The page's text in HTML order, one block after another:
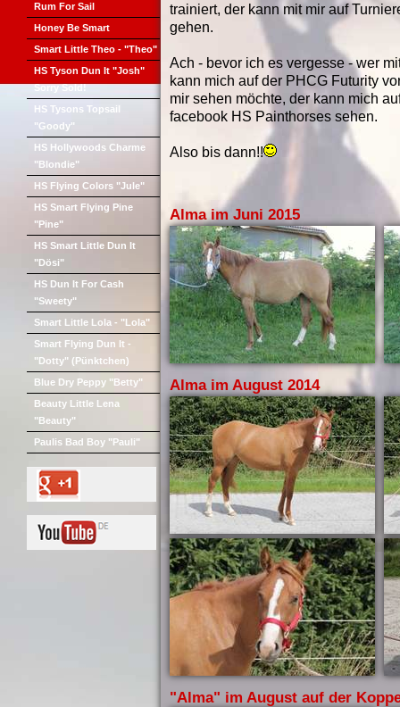
Rum For Sail
Honey Be Smart
Smart Little Theo - "Theo"
HS Tyson Dun It "Josh"
Sorry Sold!
HS Tysons Topsail
"Goody"
HS Hollywoods Charme
"Blondie"
HS Flying Colors "Jule"
HS Smart Flying Pine
"Pine"
HS Smart Little Dun It
"Dösi"
HS Dun It For Cash
"Sweety"
Smart Little Lola - "Lola"
Smart Flying Dun It -
"Dotty" (Pünktchen)
Blue Dry Peppy "Betty"
Beauty Little Lena
"Beauty"
Paulis Bad Boy "Pauli"
trainiert, der kann mit mir auf
gehen.
Ach - bevor ich es vergesse - wer
kann mich auf der PHCG Futurity
mir sehen möchte, der kann mich
facebook HS Painthorses sehen.
Also bis dann!!
Alma im Juni 2015
Alma im August 2014
"Alma" im August auf der